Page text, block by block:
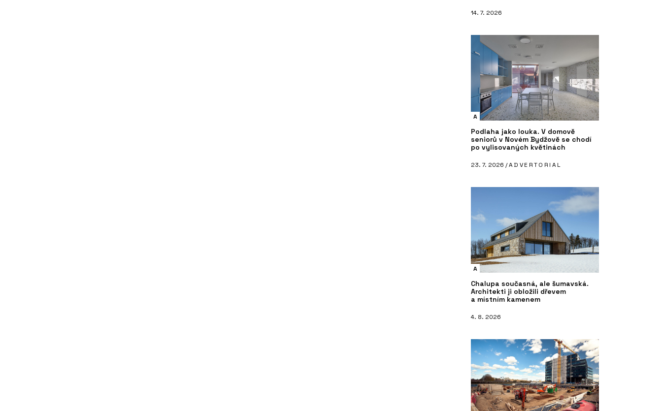
14. 7. 2026
A
Podlaha jako louka. V domově
seniorů v Novém Bydžově se chodí
po vylisovaných květinách
23. 7. 2026 /ADVERTORIAL
A
Chalupa současná, ale šumavská.
Architekti ji obložili dřevem
a místním kamenem
4. 8. 2026